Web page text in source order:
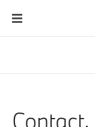
Contact.